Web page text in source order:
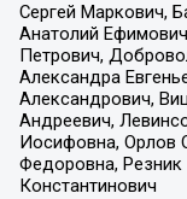
Сергей Маркович,
Анатолий
Петрович,
Александра
Александрович,
Андреевич,
Иосифовна, Орлов
Федоровна, Резник
Константинович